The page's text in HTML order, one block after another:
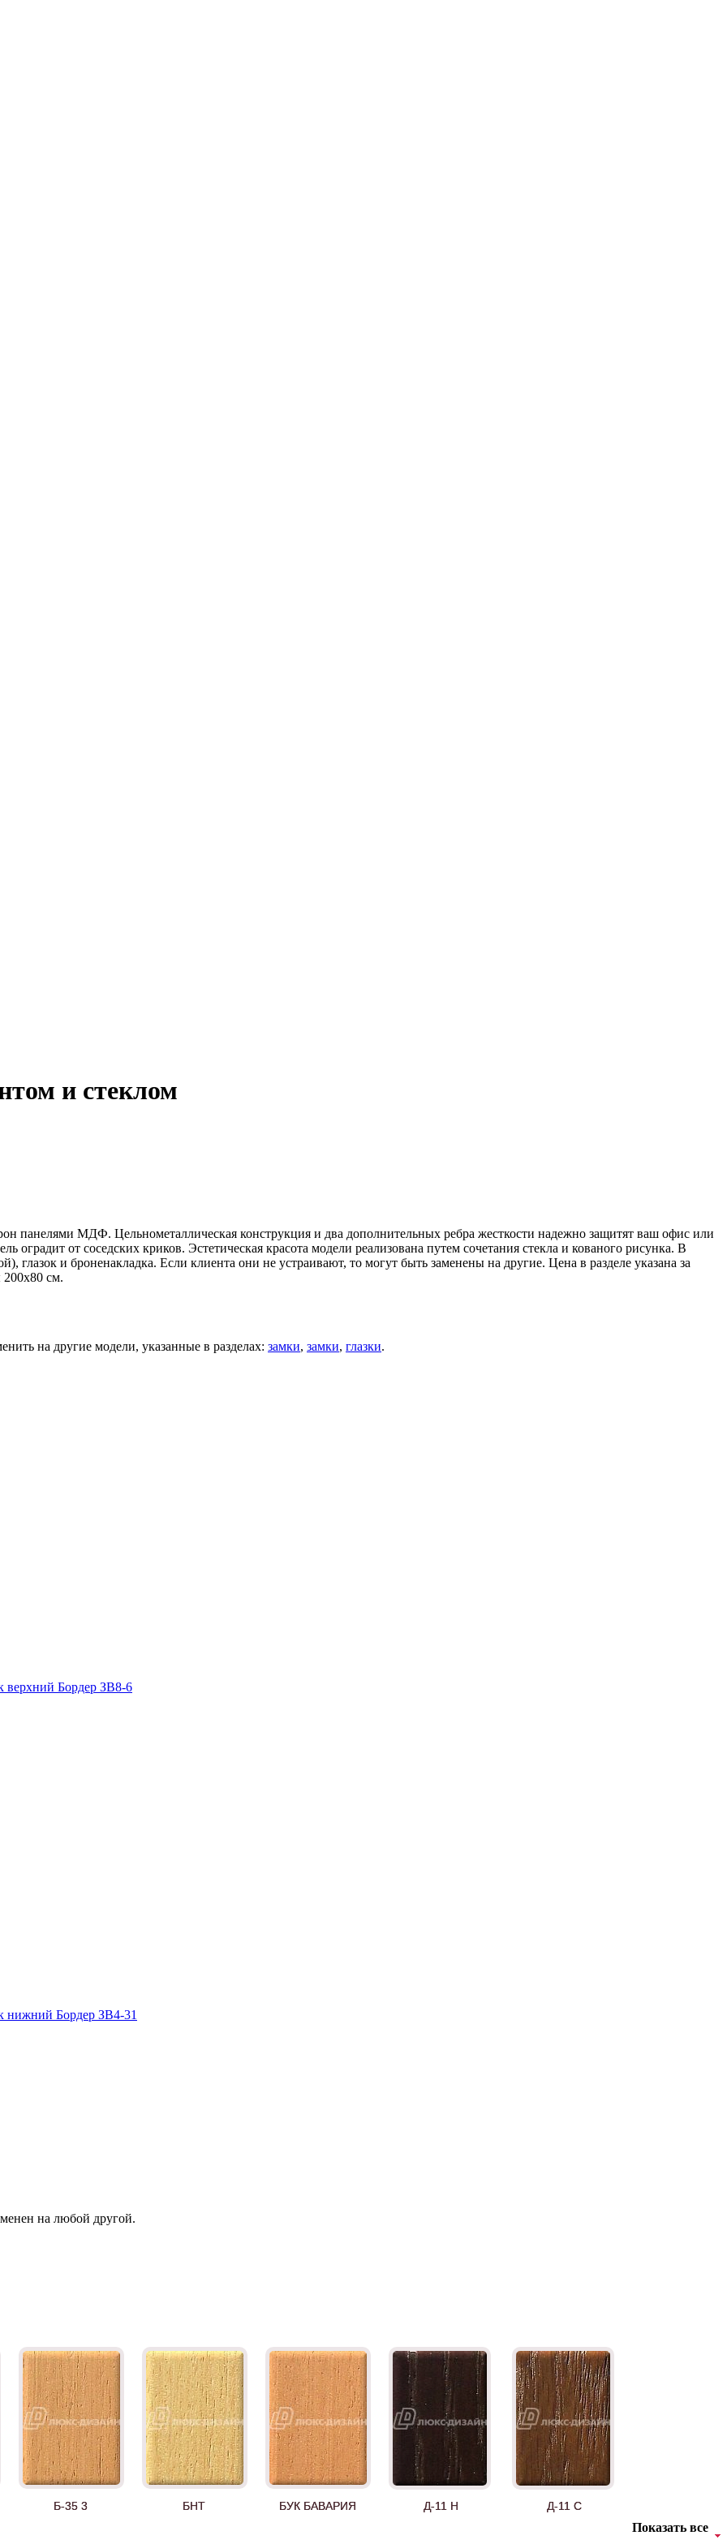
и стеклом
панелями МДФ. Цельнометаллическая конструкция и два дополнительных ребра жесткости надежно защитят ваш офис или
от соседских криков. Эстетическая красота модели реализована путем сочетания стекла и кованого рисунка. В
глазок и броненакладка. Если клиента они не устраивают, то могут быть заменены на другие. Цена в разделе указана за
см.
на другие модели, указанные в разделах: замки, замки, глазки.
верхний Бордер ЗВ8-6
нижний Бордер ЗВ4-31
на любой другой.
Б-35 3 БНТ БУК БАВАРИЯ Д-11 Н Д-11 С
Показать все